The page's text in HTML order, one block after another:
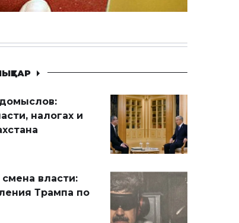
налогах и
власти:
Трампа по